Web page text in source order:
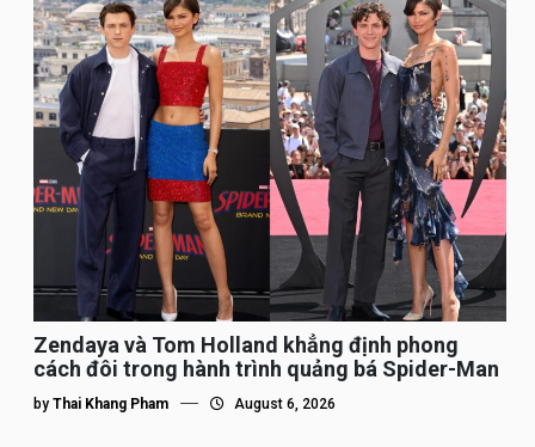
Zendaya và Tom Holland khẳng định phong
cách đôi trong hành trình quảng bá Spider-Man
by Thai Khang Pham August 6, 2026